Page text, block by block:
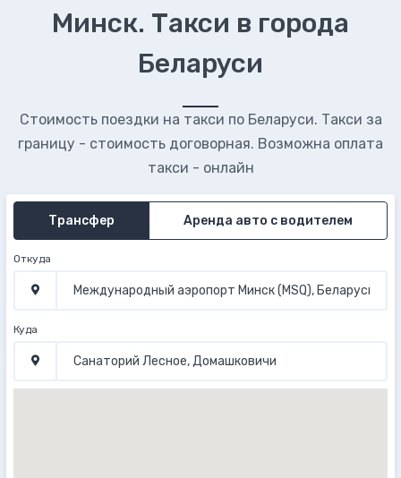
Минск. Такси в города
Беларуси
Стоимость поездки на такси по Беларуси. Такси за
границу - стоимость договорная. Возможна оплата
такси - онлайн
Трансфер Аренда авто с водителем
Откуда
Куда